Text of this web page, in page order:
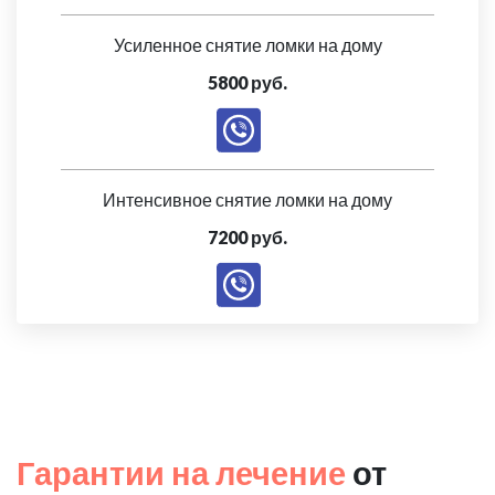
Усиленное снятие ломки на дому
5800 руб.
Интенсивное снятие ломки на дому
7200 руб.
Гарантии на лечение от